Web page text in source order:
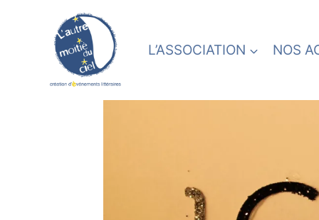
L’ASSOCIATION NOS